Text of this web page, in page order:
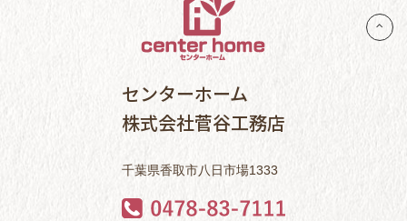
センターホーム
株式会社菅谷工務店
千葉県香取市八日市場1333